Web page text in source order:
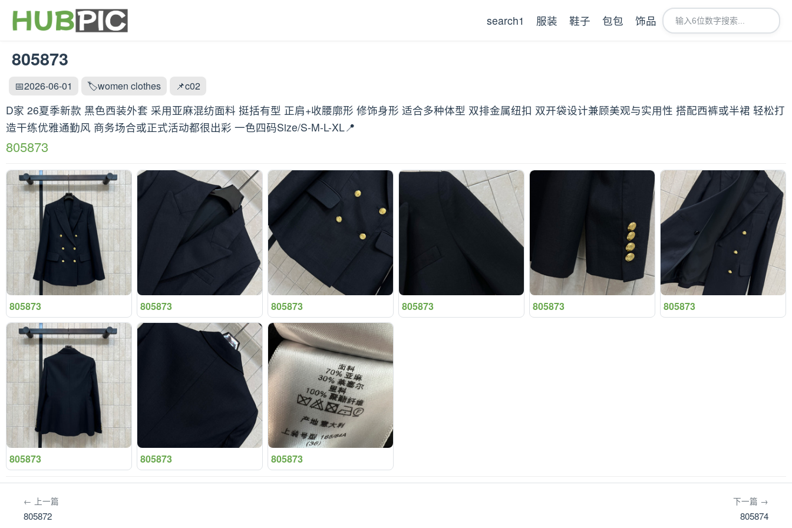
search1 服装 鞋子 包包 饰品
805873
📅2026-06-01 🏷️women clothes 📌c02
D家 26夏季新款 黑色西装外套 采用亚麻混纺面料 挺括有型 正肩+收腰廓形 修饰身形 适合多种体型 双排金属纽扣 双开袋设计兼顾美观与实用性 搭配西裤或半裙 轻松打
造干练优雅通勤风 商务场合或正式活动都很出彩 一色四码Size/S-M-L-XL📍
805873
805873 805873 805873 805873 805873 805873
805873 805873 805873
← 上一篇
805872
下一篇 →
805874